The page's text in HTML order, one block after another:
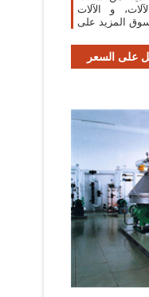
و الآلات
على السعر